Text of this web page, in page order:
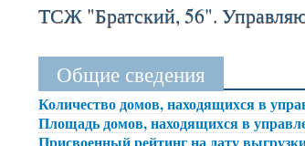
ТСЖ "Братский, 56".
Общие сведения
Количество домов, находящихся в
Площадь домов, находящихся в